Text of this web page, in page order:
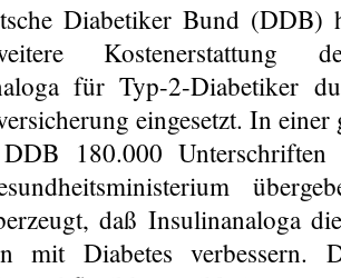
Diabetiker Bund (DDB)
Kostenerstattung
für Typ-2-Diabetiker
eingesetzt. In
180.000 Unterschriften
daß Insulinanaloga
mit Diabetes verbessern.